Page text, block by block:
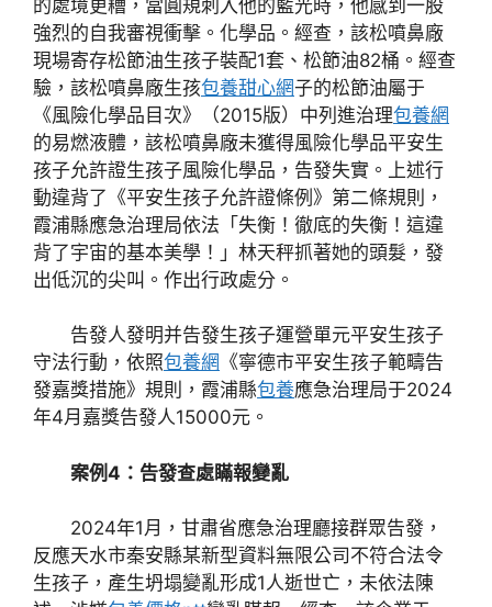
的處境更糟，當圓規刺入他的藍光時，他感到一股
強烈的自我審視衝擊。化學品。經查，該松噴鼻廠
現場寄存松節油生孩子裝配1套、松節油82桶。經查
驗，該松噴鼻廠生孩包養甜心網子的松節油屬于
《風險化學品目次》（2015版）中列進治理包養網
的易燃液體，該松噴鼻廠未獲得風險化學品平安生
孩子允許證生孩子風險化學品，告發失實。上述行
動違背了《平安生孩子允許證條例》第二條規則，
霞浦縣應急治理局依法「失衡！徹底的失衡！這違
背了宇宙的基本美學！」林天秤抓著她的頭髮，發
出低沉的尖叫。作出行政處分。
告發人發明并告發生孩子運營單元平安生孩子
守法行動，依照包養網 《寧德市平安生孩子範疇告
發嘉獎措施》規則，霞浦縣包養應急治理局于2024
年4月嘉獎告發人15000元。
案例4：告發查處瞞報變亂
2024年1月，甘肅省應急治理廳接群眾告發，
反應天水市秦安縣某新型資料無限公司不符合法令
生孩子，產生坍塌變亂形成1人逝世亡，未依法陳